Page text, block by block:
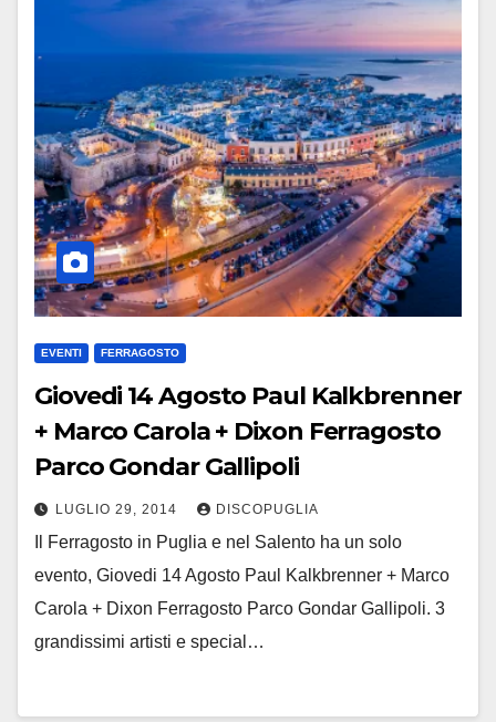
EVENTI FERRAGOSTO
Giovedi 14 Agosto Paul Kalkbrenner
+ Marco Carola + Dixon Ferragosto
Parco Gondar Gallipoli
LUGLIO 29, 2014 DISCOPUGLIA
Il Ferragosto in Puglia e nel Salento ha un solo
evento, Giovedi 14 Agosto Paul Kalkbrenner + Marco
Carola + Dixon Ferragosto Parco Gondar Gallipoli. 3
grandissimi artisti e special…